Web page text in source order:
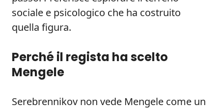
sociale e psicologico che ha costruito
quella figura.
Perché il regista ha scelto
Mengele
Serebrennikov non vede Mengele come un